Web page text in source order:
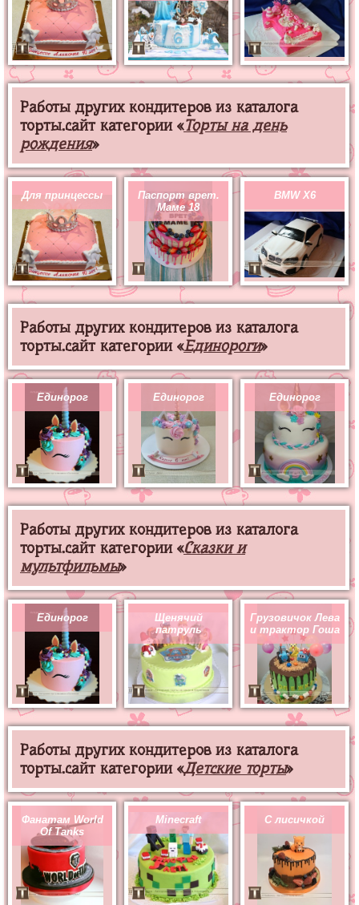
Работы других кондитеров из каталога
торты.сайт категории «Торты на день
рождения»
Для принцессы
Паспорт врет.
Маме 18
BMW X6
Работы других кондитеров из каталога
торты.сайт категории «Единороги»
Единорог Единорог Единорог
Работы других кондитеров из каталога
торты.сайт категории «Сказки и
мультфильмы»
Единорог
Щенячий
патруль
Грузовичок Лева
и трактор Гоша
Работы других кондитеров из каталога
торты.сайт категории «Детские торты»
Фанатам World
Of Tanks
Minecraft С лисичкой